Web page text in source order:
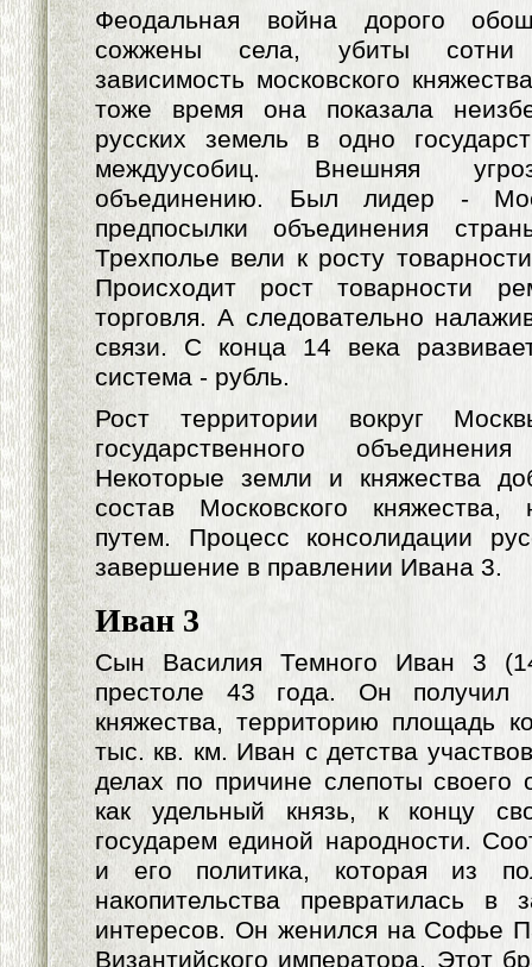
Феодальная война дорого
сожжены села, убиты сотни
зависимость московского
тоже время она показала
русских земель в одно
междуусобиц. Внешняя
объединению. Был лидер -
предпосылки объединения
Трехполье вели к росту
Происходит рост товарности
торговля. А следовательно
связи. С конца 14 века
система - рубль.
Рост территории вокруг
государственного
Некоторые земли и княжества
состав Московского княжества,
путем. Процесс консолидации
завершение в правлении Ивана 3.
Иван 3
Сын Василия Темного Иван 3
престоле 43 года. Он получил
княжества, территорию площадь
тыс. кв. км. Иван с детства
делах по причине слепоты
как удельный князь, к концу
государем единой народности.
и его политика, которая из
накопительства превратилась в
интересов. Он женился на Софье
Византийского императора. Этот